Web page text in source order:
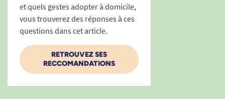
et quels gestes adopter à domicile,
vous trouverez des réponses à ces
questions dans cet article.
RETROUVEZ SES
RECCOMANDATIONS